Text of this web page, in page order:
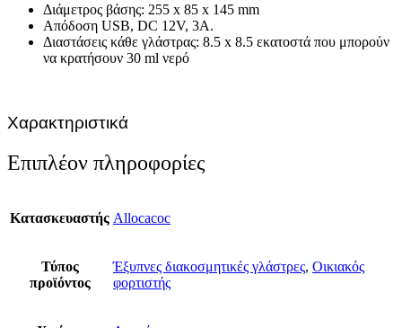
Διάμετρος βάσης: 255 x 85 x 145 mm
Απόδοση USB, DC 12V, 3A.
Διαστάσεις κάθε γλάστρας: 8.5 x 8.5 εκατοστά που μπορούν
να κρατήσουν 30 ml νερό
Χαρακτηριστικά
Επιπλέον πληροφορίες
Κατασκευαστής Allocacoc
Τύπος
προϊόντος
Έξυπνες διακοσμητικές γλάστρες, Οικιακός
φορτιστής